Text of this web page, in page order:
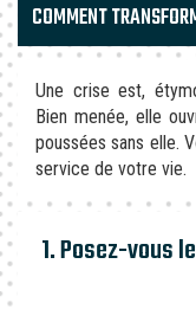
COMMENT
Une crise est,
Bien menée, elle
poussées sans elle.
service de votre vie.
1. Posez-vous